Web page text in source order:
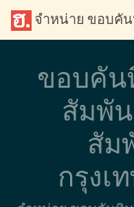
จำหน่าย ขอบคั
ขอบคัน
สัมพั
สัม
กรุงเ